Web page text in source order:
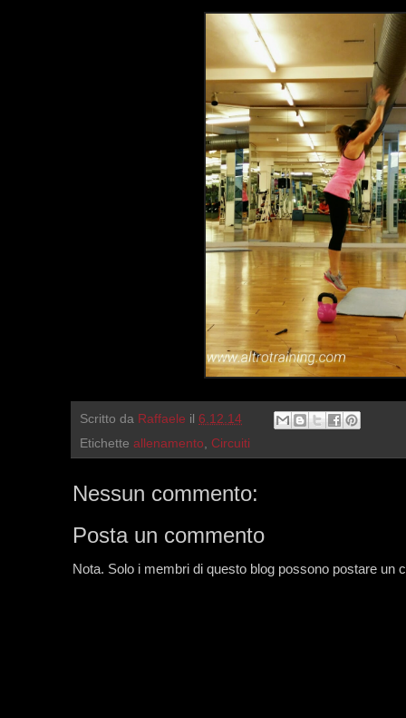
Scritto da Raffaele il 6.12.14
Etichette allenamento Circuiti
Nessun commento:
Posta un commento
Nota. Solo i membri di questo blog possono postare un